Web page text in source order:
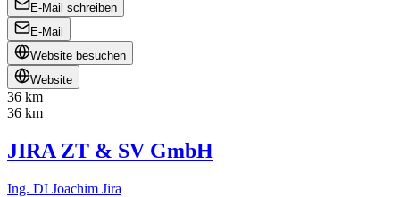
E-Mail schreiben
E-Mail
Website besuchen
Website
36 km
36 km
JIRA ZT & SV GmbH
Ing. DI Joachim Jira